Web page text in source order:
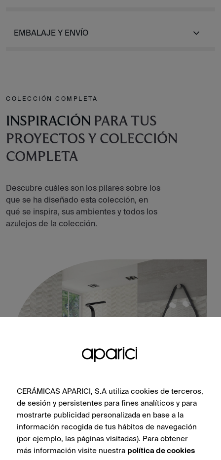
EMBALAJE Y ENVÍO
COLECCIÓN COMPLETA
INSPIRACIÓN PARA TUS
PROYECTOS Y COLECCIÓN
COMPLETA
Descubre cuáles son los pilares sobre los
que se ha diseñado esta colección, en
qué se inspira, sus ambientes y todos los
azulejos de la colección.
Jacquard Ivory Forbo 45X120
CERÁMICAS APARICI, S.A utiliza cookies de terceros,
de sesión y persistentes para fines analíticos y para
mostrarte publicidad personalizada en base a la
información recogida de tus hábitos de navegación
(por ejemplo, las páginas visitadas). Para obtener
más información visite nuestra política de cookies